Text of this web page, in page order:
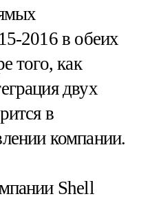
2016 в обеих
того, как
двух
в
компании.
Shell